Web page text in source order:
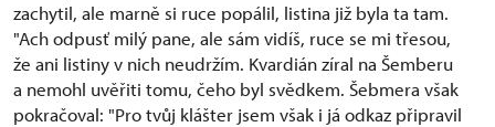
zachytil, ale marně si ruce popálil, listina již byla ta tam.
"Ach odpusť milý pane, ale sám vidíš, ruce se mi třesou,
že ani listiny v nich neudržím. Kvardián zíral na Šemberu
a nemohl uvěřiti tomu, čeho byl svědkem. Šebmera však
pokračoval: "Pro tvůj klášter jsem však i já odkaz připravil